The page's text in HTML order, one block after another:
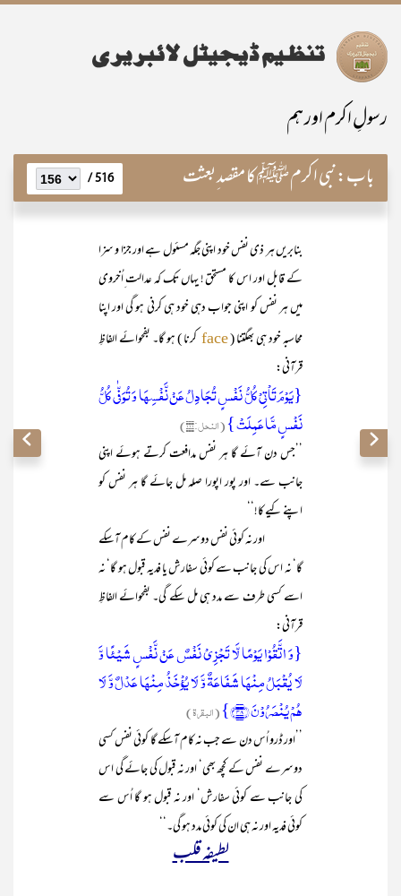
رسولِ اکرم اور ہم
باب:نبی اکرم ﷺ کا مقصد ِبعثت 516 /
بنابریں ہر ذی نفس خود اپنی جگہ مسئول ہے اور جزا و سزا
کے قابل اور اس کا مستحق ! یہاں تک کہ عدالت ِاُخروی
میں ہر نفس کو اپنی جواب دہی خود ہی کرنی ہو گی اور اپنا
محاسبہ خود ہی بھگتنا (face کرنا ) ہو گا۔ بفحوائے الفاظِ
قرآنی:
{یَوۡمَ تَاۡتِیۡ کُلُّ نَفۡسٍ تُجَادِلُ عَنۡ نَّفۡسِہَا وَ تُوَفّٰی کُلُّ
نَفۡسٍ مَّا عَمِلَتۡ }(النحل:۱۱۱)
’’جس دن آئے گا ہر نفس مدافعت کرتے ہوئے اپنی
جانب سے۔ اور پور اپورا صلہ مل جائے گا ہر نفس کو
اپنے کیے کا!‘‘
اور نہ کوئی نفس دوسرے نفس کے کام آسکے
گا‘ نہ اس کی جانب سے کوئی سفارش یا فدیہ قبول ہو گا‘ نہ
اسے کسی طرف سے مدد ہی مل سکے گی۔ بفحوائے الفاظِ
قرآنی:
{وَ اتَّقُوۡا یَوۡمًا لَّا تَجۡزِیۡ نَفۡسٌ عَنۡ نَّفۡسٍ شَیۡئًا وَّ
لَا یُقۡبَلُ مِنۡہَا شَفَاعَۃٌ وَّ لَا یُؤۡخَذُ مِنۡہَا عَدۡلٌ وَّ لَا
ہُمۡ یُنۡصَرُوۡنَ ﴿۴۸﴾}
(البقرۃ)
’’اور ڈرو اُس دن سے جب نہ کام آسکے گا کوئی نفس کسی
دوسرے نفس کے کچھ بھی‘ اور نہ قبول کی جائے گی اس
کی جانب سے کوئی سفارش‘ اور نہ قبول ہو گا اُس سے
کوئی فدیہ اور نہ ہی ان کی کوئی مدد ہو گی۔‘‘
لطیفہ قلب